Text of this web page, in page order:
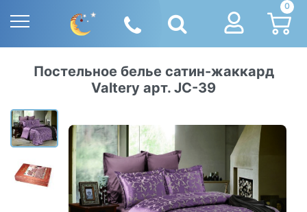
0
Постельное белье сатин-жаккард
Valtery арт. JC-39